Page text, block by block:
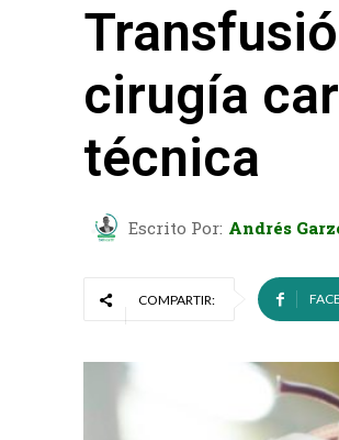
cirugía
técnica
Escrito Por: Andrés
COMPARTIR: